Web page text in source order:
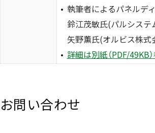
執筆者によるパネルデ
鈴江茂敏氏(パルシステ
矢野薫氏(オルビス株式
詳細は別紙（PDF/49KB
お問い合わせ